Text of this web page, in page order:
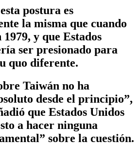
postura es
la misma que cuando
1979, y que Estados
ser presionado para
quo diferente.
Taiwán no ha
desde el principio”,
que Estados Unidos
a hacer ninguna
sobre la cuestión.